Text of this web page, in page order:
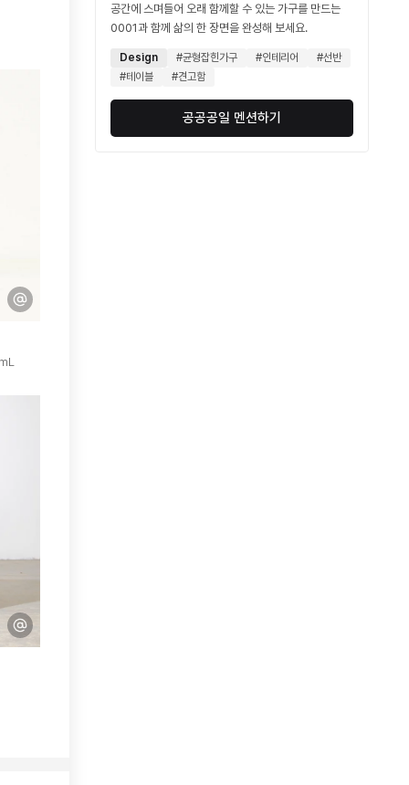
공간에 스며들어 오래 함께할 수 있는 가구를 만드는
0001과 함께 삶의 한 장면을 완성해 보세요.
Design #균형잡힌가구 #인테리어
#선반
#테이블
#견고함
공공공일 멘션하기